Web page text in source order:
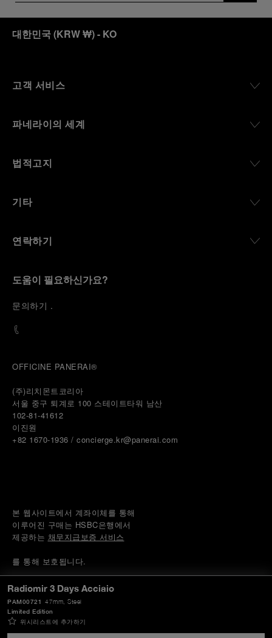
Radiomir 3 Days Acciaio
47mm , Steel
PAM00721
Limited Edition
위시리스트에 추가하기
대한민국(KRW ₩)- KO
고객 서비스
파네라이의 세계
법적고지
기타
연락하기
도움이 필요하신가요?
문의하기 .
OFFICINE PANERAI®
(주)리치몬트코리아
서울 중구 퇴계로 100 스테이트타워 남산
102-81-41612
이진원
+82 1670-1936 / concierge.kr@panerai.com
본 웹사이트에서 계좌이체를 통해
이루어진 구매는 HSBC은행에서
제공하는 채무지급보증 서비스
를 통해 보호됩니다.
© 2026 PANERAI
P.I. 12155270155
크레딧